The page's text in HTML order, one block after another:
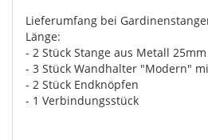
Lieferumfang bei
Länge:
- 2 Stück Stange aus Metall 25mm
- 3 Stück Wandhalter "Modern"
- 2 Stück Endknöpfen
- 1 Verbindungsstück